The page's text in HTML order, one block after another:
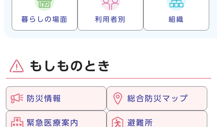
暮らしの場面 利用者別 組織
もしものとき
防災情報 総合防災マップ
緊急医療案内 避難所